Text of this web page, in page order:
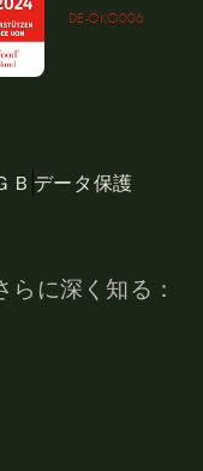
DE-ÖKO006
Ｂ データ保護
に深く知る：